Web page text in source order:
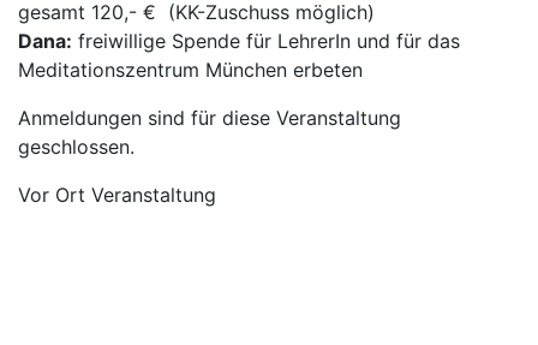
gesamt 120,- € (KK-Zuschuss möglich)
Dana: freiwillige Spende für LehrerIn und für das
Meditationszentrum München erbeten
Anmeldungen sind für diese Veranstaltung
geschlossen.
Vor Ort Veranstaltung